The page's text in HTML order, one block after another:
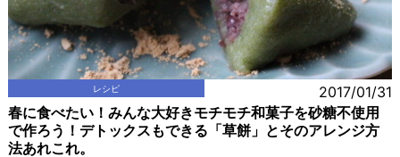
レシピ 2017/01/31
春に食べたい！みんな大好きモチモチ和菓子を砂糖不使用
で作ろう！デトックスもできる「草餅」とそのアレンジ方
法あれこれ。